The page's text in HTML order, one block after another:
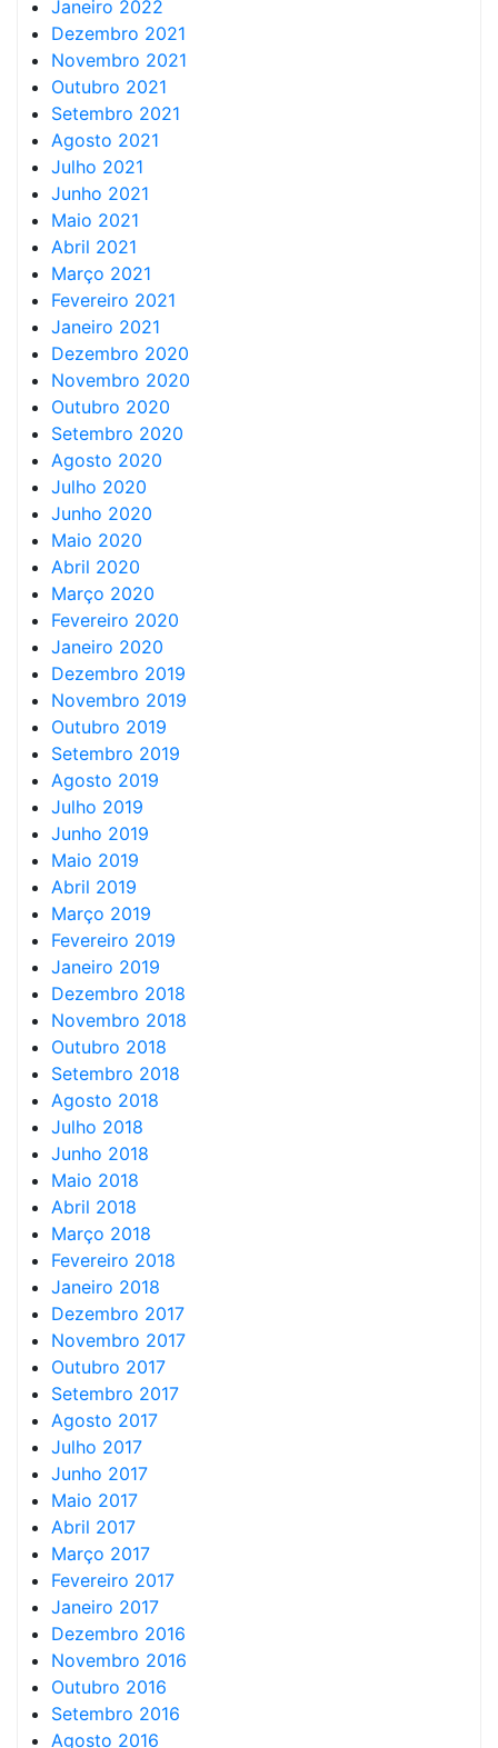
Janeiro 2022
Dezembro 2021
Novembro 2021
Outubro 2021
Setembro 2021
Agosto 2021
Julho 2021
Junho 2021
Maio 2021
Abril 2021
Março 2021
Fevereiro 2021
Janeiro 2021
Dezembro 2020
Novembro 2020
Outubro 2020
Setembro 2020
Agosto 2020
Julho 2020
Junho 2020
Maio 2020
Abril 2020
Março 2020
Fevereiro 2020
Janeiro 2020
Dezembro 2019
Novembro 2019
Outubro 2019
Setembro 2019
Agosto 2019
Julho 2019
Junho 2019
Maio 2019
Abril 2019
Março 2019
Fevereiro 2019
Janeiro 2019
Dezembro 2018
Novembro 2018
Outubro 2018
Setembro 2018
Agosto 2018
Julho 2018
Junho 2018
Maio 2018
Abril 2018
Março 2018
Fevereiro 2018
Janeiro 2018
Dezembro 2017
Novembro 2017
Outubro 2017
Setembro 2017
Agosto 2017
Julho 2017
Junho 2017
Maio 2017
Abril 2017
Março 2017
Fevereiro 2017
Janeiro 2017
Dezembro 2016
Novembro 2016
Outubro 2016
Setembro 2016
Agosto 2016